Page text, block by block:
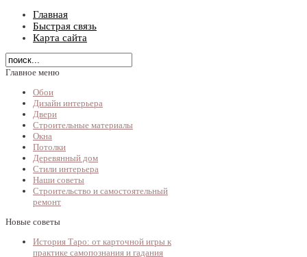
Главная
Быстрая связь
Карта сайта
Главное меню
Обои
Дизайн интерьера
Двери
Строительные материалы
Окна
Потолки
Деревянный дом
Стили интерьера
Наши советы
Строительство и самостоятельный
ремонт
Новые советы
История Таро: от карточной игры к
практике самопознания и гадания